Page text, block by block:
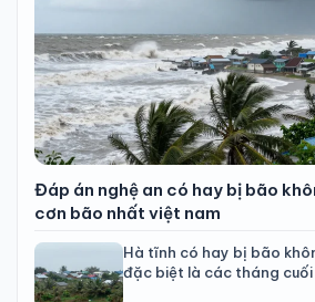
Đáp án nghệ an có hay bị bão
cơn bão nhất việt nam
Hà tĩnh có hay bị bão
đặc biệt là các tháng cuối